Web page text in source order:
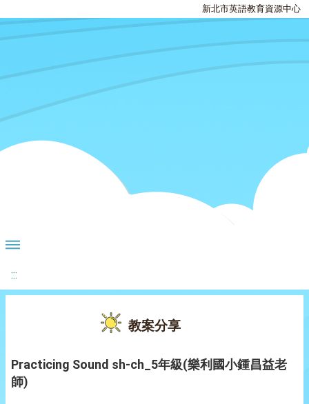
新北市英語教育資源中心
:::
教案分享
Practicing Sound sh-ch_5年級(樂利國小鍾昌益老
師)